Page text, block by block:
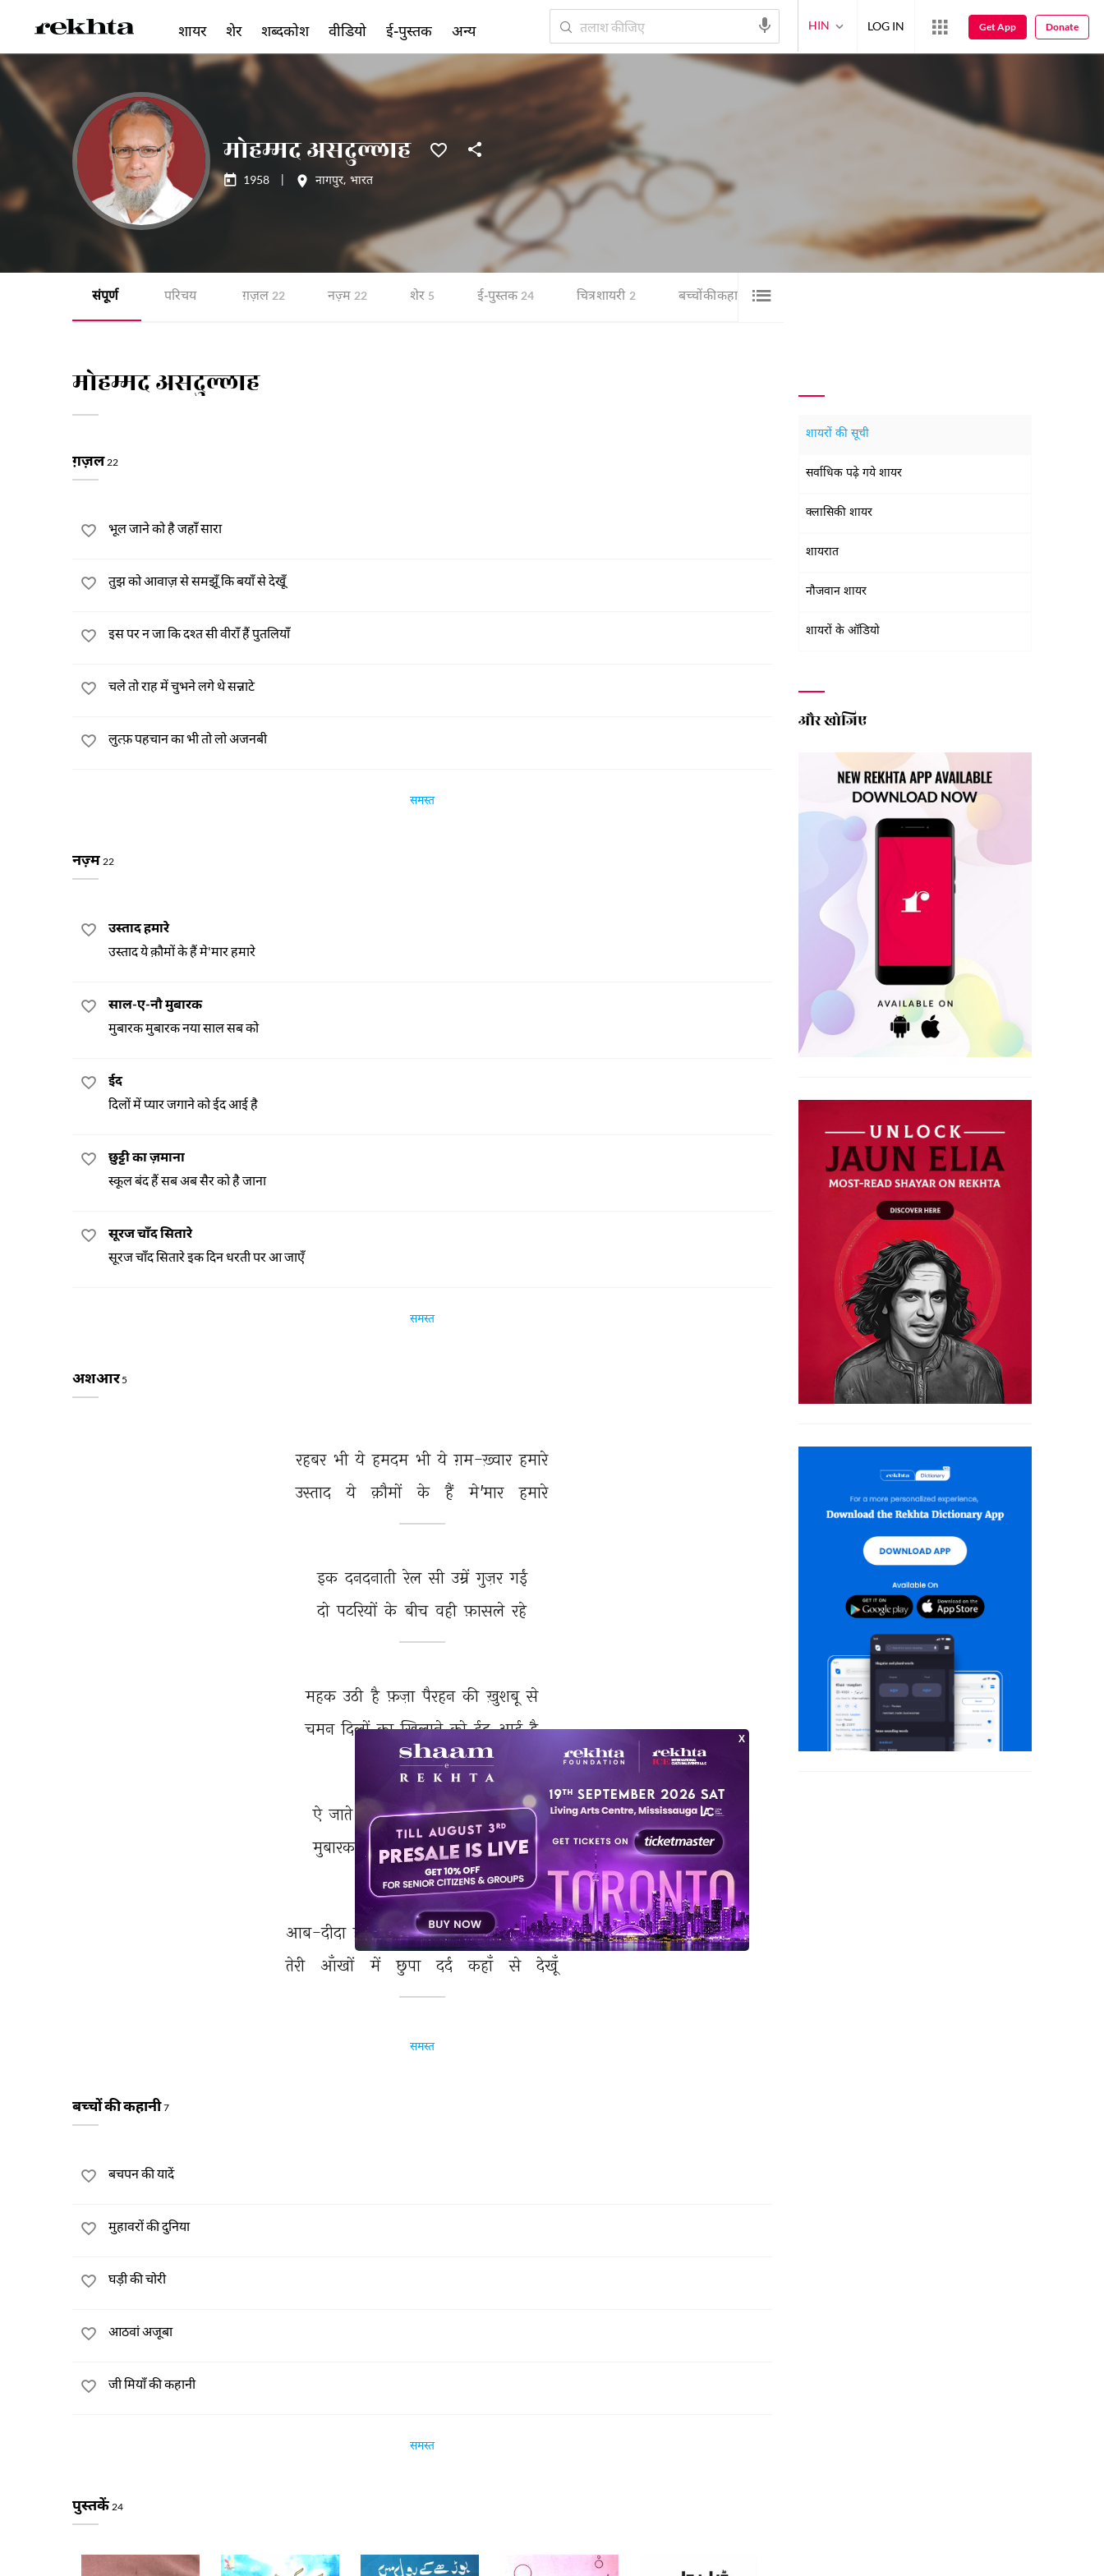
मोहम्मद असदुल्लाह
1958 नागपुर, भारत
संपूर्ण परिचय ग़ज़ल 22 नज़्म 22 शेर 5 ई-पुस्तक 24 चित्र शायरी 2 बच्चों की कहानी 7
मोहम्मद असदुल्लाह
ग़ज़ल22
भूल जाने को है जहाँ सारा
तुझ को आवाज़ से समझूँ कि बयाँ से देखूँ
इस पर न जा कि दश्त सी वीराँ हैं पुतलियाँ
चले तो राह में चुभने लगे थे सन्नाटे
लुत्फ़ पहचान का भी तो लो अजनबी
समस्त
नज़्म 22
उस्ताद हमारे
उस्ताद ये क़ौमों के हैं मे'मार हमारे
साल-ए-नौ मुबारक
मुबारक मुबारक नया साल सब को
ईद
दिलों में प्यार जगाने को ईद आई है
छुट्टी का ज़माना
स्कूल बंद हैं सब अब सैर को है जाना
सूरज चाँद सितारे
सूरज चाँद सितारे इक दिन धरती पर आ जाएँ
समस्त
अशआर5
रहबर भी ये हमदम भी ये ग़म-ख़्वार हमारे
उस्ताद
ये क़ौमों के हैं मे'मार हमारे
इक दनदनाती रेल सी उम्रें गुज़र गईं
दो पटरियों के बीच वही फ़ासले रहे
महक उठी है फ़ज़ा पैरहन की ख़ुशबू से
चमन दिलों का खिलाने को ईद आई है
ऐ जाते बरस तुझ को सौंपा ख़ुदा को
मुबारक
मुबारक नया साल सब को
आब-दीदा हूँ मैं ख़ुद ज़ख़्म-ए-जिगर से अपने
तेरी
आँखों में छुपा दर्द कहाँ से देखूँ
समस्त
बच्चों की कहानी7
बचपन की यादें
मुहावरों की दुनिया
घड़ी की चोरी
आठवां अजूबा
जी मियाँ की कहानी
समस्त
पुस्तकें 24
शायरों की सूची
सर्वाधिक पढ़े गये शायर
क्लासिकी शायर
शायरात
नौजवान शायर
शायरों के ऑडियो
और खोजिए
शायर शेर शब्दकोश वीडियो ई-पुस्तक अन्य HIN LOG IN Get App Donate